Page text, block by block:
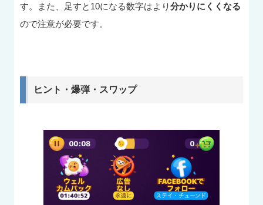
す。また、足すと10になる数字はより分かりにくくなる
ので注意が必要です。
ヒント・爆弾・スワップ